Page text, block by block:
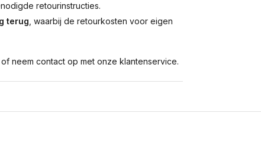
retourinstructies.
terug , waarbij de retourkosten voor eigen
of neem contact op met onze klantenservice.